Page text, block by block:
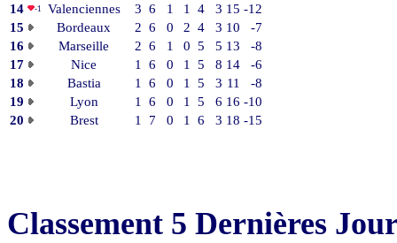
14
-1 Valenciennes 3 6 1 1 4 3 15 -12
15
Bordeaux 2 6 0 2 4 3 10
-7
16
Marseille 2 6 1 0 5 5 13
-8
17
Nice 1 6 0 1 5 8 14
-6
18
Bastia 1 6 0 1 5 3 11
-8
19
Lyon 1 6 0 1 5 6 16 -10
20
Brest 1 7 0 1 6 3 18 -15
Classement 5 Dernières